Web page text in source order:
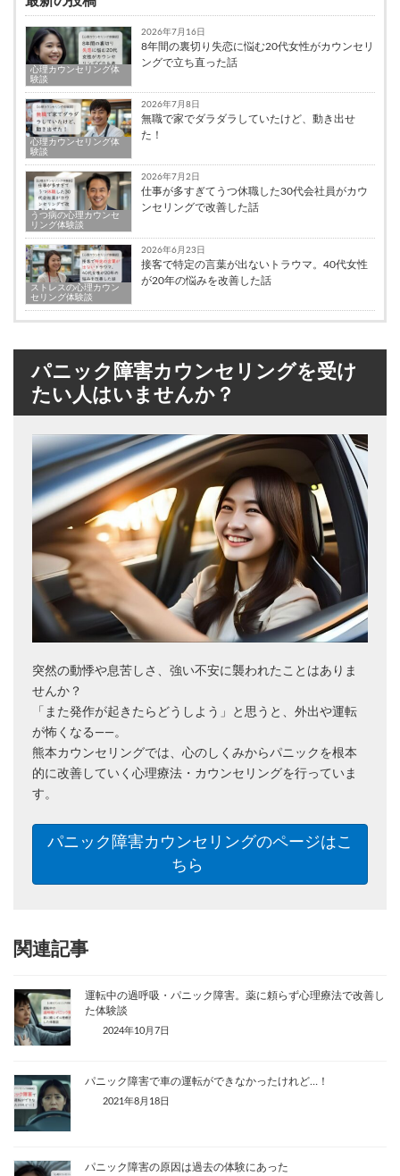
心理カウンセリング体
験談
2026年7月16日
8年間の裏切り失恋に悩む20代女性がカウンセリ
ングで立ち直った話
心理カウンセリング体
験談
2026年7月8日
無職で家でダラダラしていたけど、動き出せ
た！
うつ病の心理カウンセ
リング体験談
2026年7月2日
仕事が多すぎてうつ休職した30代会社員がカウ
ンセリングで改善した話
ストレスの心理カウン
セリング体験談
2026年6月23日
接客で特定の言葉が出ないトラウマ。40代女性
が20年の悩みを改善した話
パニック障害カウンセリングを受け
たい人はいませんか？
突然の動悸や息苦しさ、強い不安に襲われたことはありま
せんか？
「また発作が起きたらどうしよう」と思うと、外出や運転
が怖くなる――。
熊本カウンセリングでは、心のしくみからパニックを根本
的に改善していく心理療法・カウンセリングを行っていま
す。
パニック障害カウンセリングのページはこ
ちら
関連記事
運転中の過呼吸・パニック障害。薬に頼らず心理療法で改善し
た体験談
2024年10月7日
パニック障害で車の運転ができなかったけれど…！
2021年8月18日
パニック障害の原因は過去の体験にあった